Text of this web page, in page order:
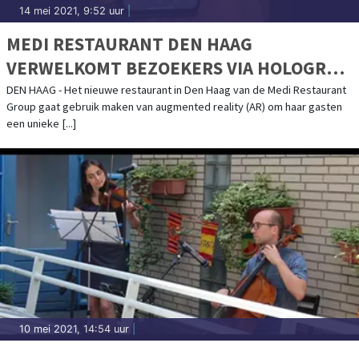
14 mei 2021, 9:52 uur
MEDI RESTAURANT DEN HAAG
VERWELKOMT BEZOEKERS VIA HOLOGRAM
IN AUGMENTED REALITY
DEN HAAG - Het nieuwe restaurant in Den Haag van de Medi Restaurant
Group gaat gebruik maken van augmented reality (AR) om haar gasten
een unieke [...]
10 mei 2021, 14:54 uur